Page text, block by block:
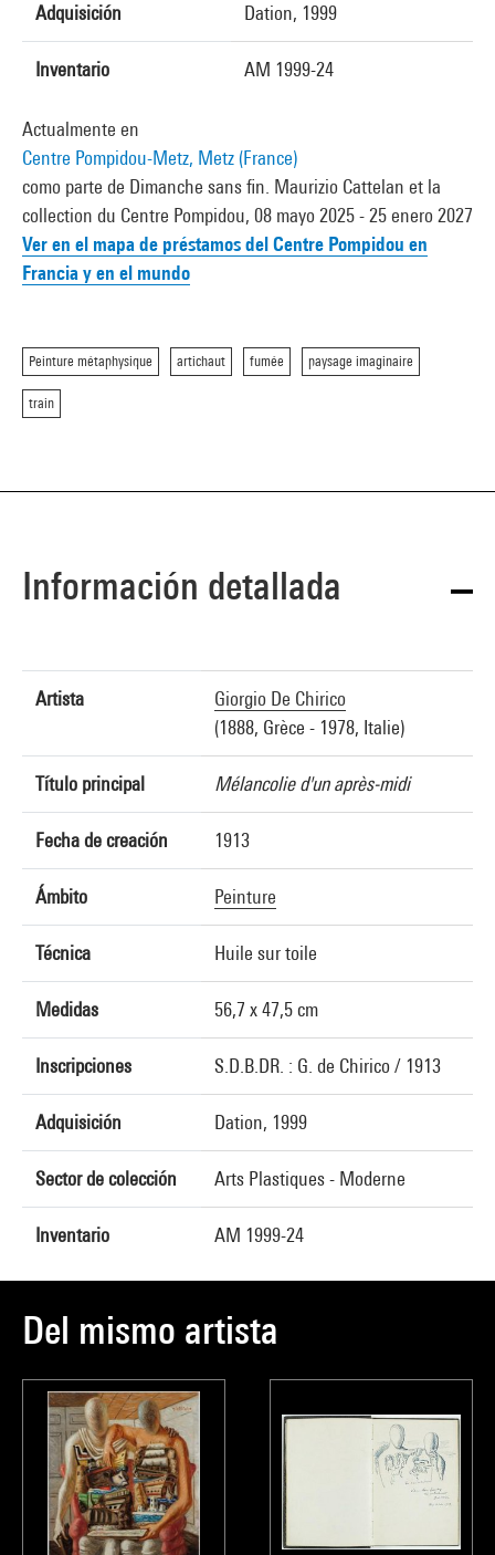
Adquisición Dation, 1999
Inventario AM 1999-24
Actualmente en
Centre Pompidou-Metz, Metz (France)
como parte de Dimanche sans fin. Maurizio Cattelan et la
collection du Centre Pompidou, 08 mayo 2025 - 25 enero 2027
Ver en el mapa de préstamos del Centre Pompidou en
Francia y en el mundo
Peinture métaphysique artichaut fumée paysage imaginaire
train
Información detallada
Artista
Giorgio De Chirico
(1888, Grèce - 1978, Italie)
Título principal Mélancolie d'un après-midi
Fecha de creación 1913
Ámbito Peinture
Técnica Huile sur toile
Medidas 56,7 x 47,5 cm
Inscripciones S.D.B.DR. : G. de Chirico / 1913
Adquisición Dation, 1999
Sector de colección Arts Plastiques - Moderne
Inventario AM 1999-24
Del mismo artista